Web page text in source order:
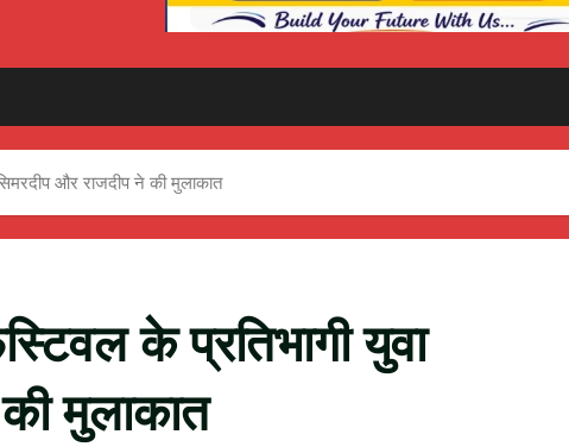
और राजदीप ने की मुलाकात
के प्रतिभागी युवा
मुलाकात